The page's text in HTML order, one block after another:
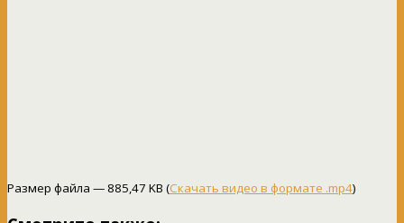
Размер файла — 885,47 KB (Скачать видео в формате .mp4)